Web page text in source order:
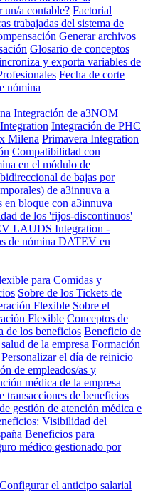
un/a contable? Factorial
trabajadas del sistema de
Generar archivos
Glosario de conceptos
y exporta variables de
Fecha de corte
nómina
Integración de a3NOM
Integración de PHC
Milena Primavera Integration
Compatibilidad con
en el módulo de
de bajas por
de a3innuva a
en bloque con a3innuva
de los 'fijos-discontinuos'
LAUDS Integration -
de nómina DATEV en
para Comidas y
Sobre de los Tickets de
Flexible Sobre el
Flexible Conceptos de
de los beneficios Beneficio de
de la empresa Formación
Personalizar el día de reinicio
de empleados/as y
médica de la empresa
transacciones de beneficios
gestión de atención médica e
Visibilidad del
Beneficios para
médico gestionado por
Configurar el anticipo salarial